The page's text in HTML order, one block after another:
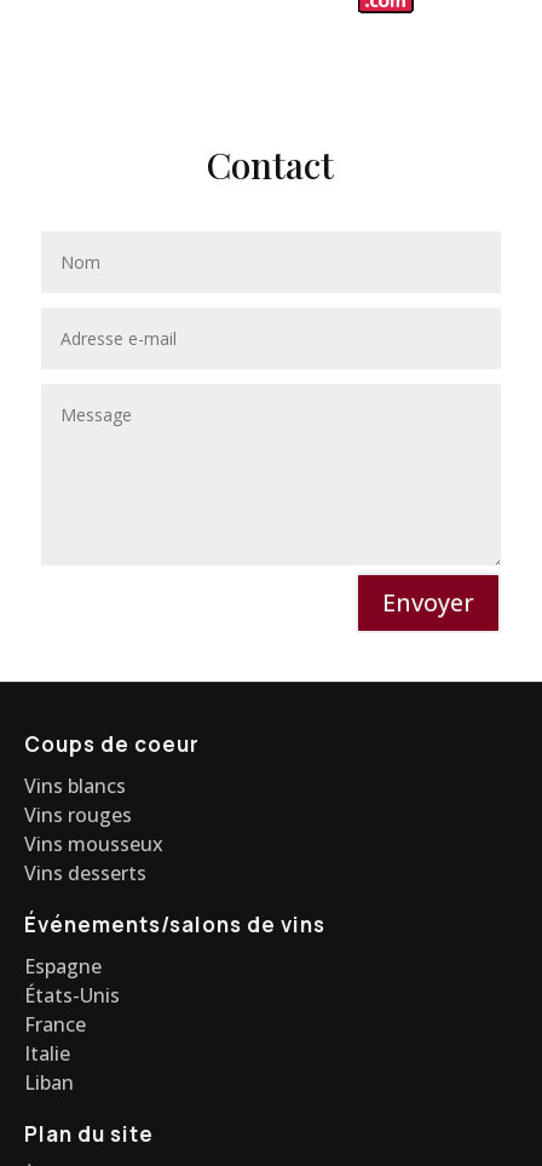
Contact
Envoyer
Coups de coeur
Vins blancs
Vins rouges
Vins mousseux
Vins desserts
Événements/salons de vins
Espagne
États-Unis
France
Italie
Liban
Plan du site